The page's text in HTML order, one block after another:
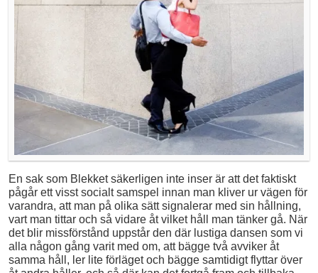
En sak som Blekket säkerligen inte inser är att det faktiskt
pågår ett visst socialt samspel innan man kliver ur vägen för
varandra, att man på olika sätt signalerar med sin hållning,
vart man tittar och så vidare åt vilket håll man tänker gå. När
det blir missförstånd uppstår den där lustiga dansen som vi
alla någon gång varit med om, att bägge två avviker åt
samma håll, ler lite förläget och bägge samtidigt flyttar över